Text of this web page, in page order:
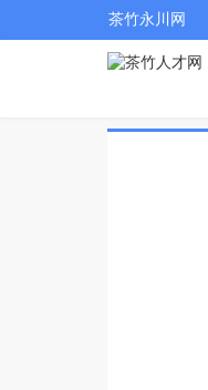
茶竹永川网